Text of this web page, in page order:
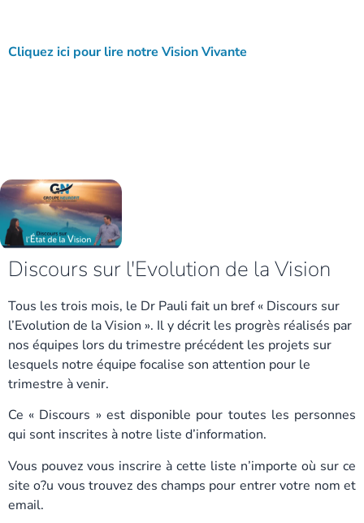
Cliquez ici pour lire notre Vision Vivante
Discours sur l'Evolution de la Vision
Tous les trois mois, le Dr Pauli fait un bref « Discours sur
l’Evolution de la Vision ». Il y décrit les progrès réalisés par
nos équipes lors du trimestre précédent les projets sur
lesquels notre équipe focalise son attention pour le
trimestre à venir.
Ce « Discours » est disponible pour toutes les personnes
qui sont inscrites à notre liste d’information.
Vous pouvez vous inscrire à cette liste n’importe où sur ce
site o?u vous trouvez des champs pour entrer votre nom et
email.